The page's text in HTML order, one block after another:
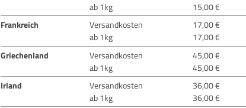
ab 1kg 15,00 €
Frankreich Versandkosten 17,00 €
ab 1kg 17,00 €
Griechenland Versandkosten 45,00 €
ab 1kg 45,00 €
Irland Versandkosten 36,00 €
ab 1kg 36,00 €